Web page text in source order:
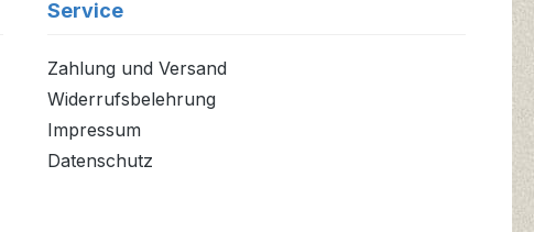
Service
Zahlung und Versand
Widerrufsbelehrung
Impressum
Datenschutz